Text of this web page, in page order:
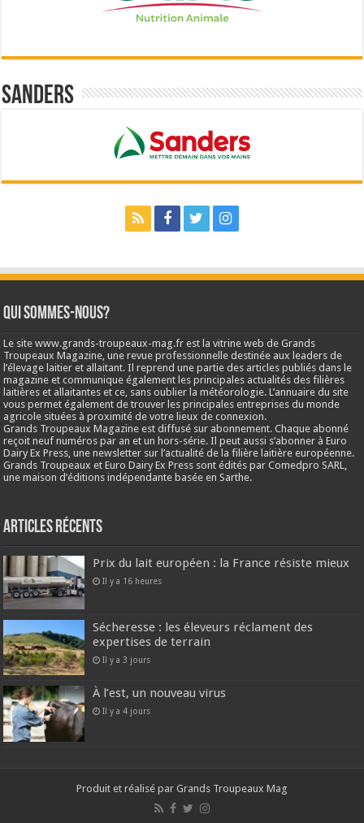
Sanders
Qui sommes-nous?
Le site www.grands-troupeaux-mag.fr est la vitrine web de Grands
Troupeaux Magazine, une revue professionnelle destinée aux leaders de
l’élevage laitier et allaitant. Il reprend une partie des articles publiés dans le
magazine et communique également les principales actualités des filières
laitières et allaitantes et ce, sans oublier la météorologie. L’annuaire du site
vous permet également de trouver les principales entreprises du monde
agricole situées à proximité de votre lieux de connexion.
Grands Troupeaux Magazine est diffusé sur abonnement. Chaque abonné
reçoit neuf numéros par an et un hors-série. Il peut aussi s’abonner à Euro
Dairy Ex Press, une newsletter sur l’actualité de la filière laitière européenne.
Grands Troupeaux et Euro Dairy Ex Press sont édités par Comedpro SARL,
une maison d’éditions indépendante basée en Sarthe.
Articles récents
Prix du lait européen : la France résiste mieux
Il y a 16 heures
Sécheresse : les éleveurs réclament des
expertises de terrain
Il y a 3 jours
À l’est, un nouveau virus
Il y a 4 jours
Produit et réalisé par Grands Troupeaux Mag